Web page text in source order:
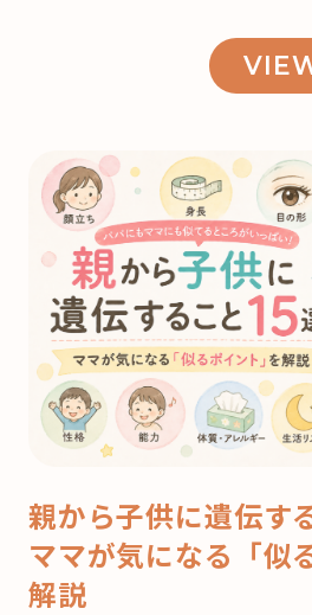
親から子供に遺伝す
ママが気になる「似
解説